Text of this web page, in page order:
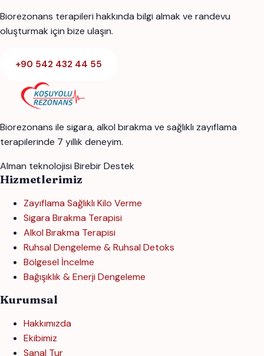
Biorezonans terapileri hakkında bilgi almak ve randevu
oluşturmak için bize ulaşın.
+90 542 432 44 55
Biorezonans ile sigara, alkol bırakma ve sağlıklı zayıflama
terapilerinde 7 yıllık deneyim.
Alman teknolojisi Birebir Destek
Hizmetlerimiz
Zayıflama Sağlıklı Kilo Verme
Sigara Bırakma Terapisi
Alkol Bırakma Terapisi
Ruhsal Dengeleme & Ruhsal Detoks
Bölgesel İncelme
Bağışıklık & Enerji Dengeleme
Kurumsal
Hakkımızda
Ekibimiz
Sanal Tur